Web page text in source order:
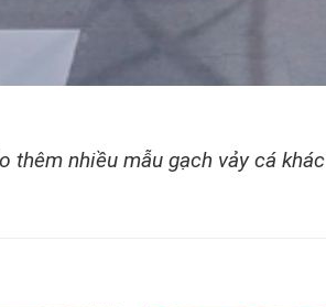
thêm nhiều mẫu gạch vảy cá khác